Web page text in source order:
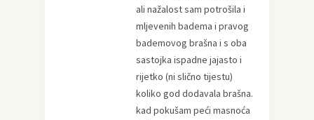
ali nažalost sam potrošila i
mljevenih badema i pravog
bademovog brašna i s oba
sastojka ispadne jajasto i
rijetko (ni slično tijestu)
koliko god dodavala brašna.
kad pokušam peći masnoća